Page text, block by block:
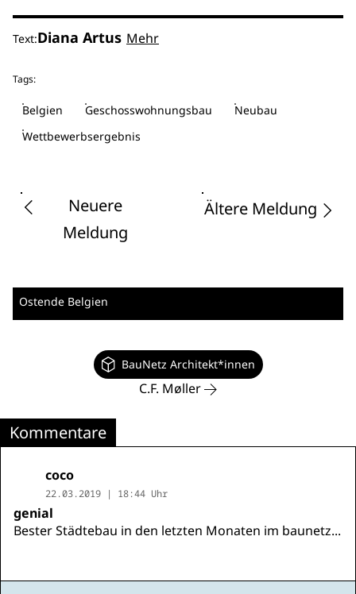
Text:Diana Artus Mehr
Tags:
Belgien Geschosswohnungsbau
Neubau
Wettbewerbsergebnis
Neuere
Meldung
Ältere Meldung
Ostende Belgien
BauNetz Architekt*innen
C.F. Møller
Kommentare
coco
22.03.2019 | 18:44 Uhr
genial
Bester Städtebau in den letzten Monaten im baunetz...